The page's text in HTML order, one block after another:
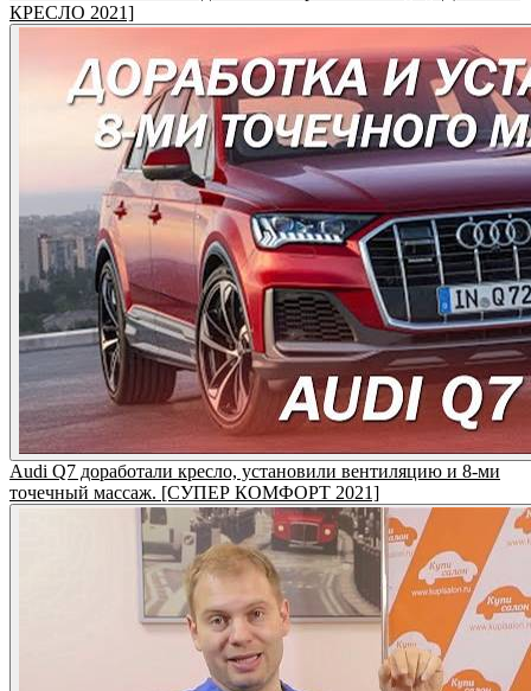
КРЕСЛО 2021]
Audi Q7 доработали кресло, установили вентиляцию и 8-ми
точечный массаж. [СУПЕР КОМФОРТ 2021]